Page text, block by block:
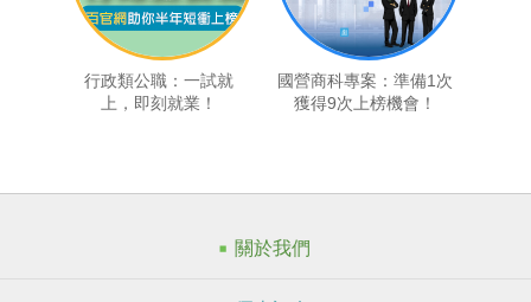
行政類公職：一試就
上，即刻就業！
國營商科專案：準備1次
獲得9次上榜機會！
關於我們